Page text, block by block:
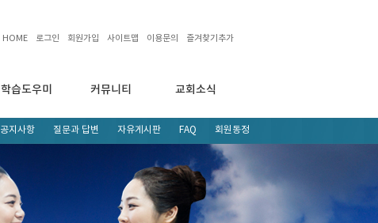
HOME 로그인 회원가입 사이트맵 이용문의 즐겨찾기추가
학습도우미 커뮤니티 교회소식
공지사항 질문과 답변 자유게시판 FAQ 회원동정